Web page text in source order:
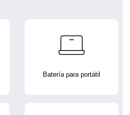
Batería para portátil